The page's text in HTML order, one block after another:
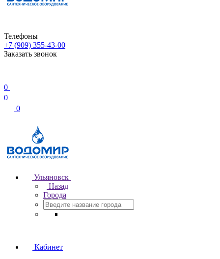
Телефоны
+7 (909) 355-43-00
Заказать звонок
0
0
0
Ульяновск
Назад
Города
Кабинет